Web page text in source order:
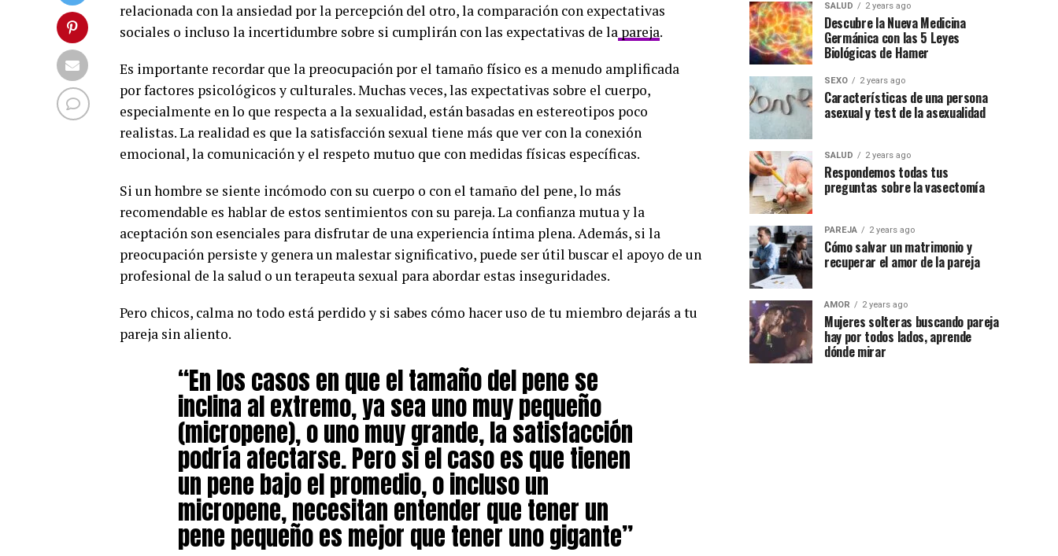
relacionada con la ansiedad por la percepción del otro, la comparación con expectativas
sociales o incluso la incertidumbre sobre si cumplirán con las expectativas de la pareja.
Es importante recordar que la preocupación por el tamaño físico es a menudo amplificada
por factores psicológicos y culturales. Muchas veces, las expectativas sobre el cuerpo,
especialmente en lo que respecta a la sexualidad, están basadas en estereotipos poco
realistas. La realidad es que la satisfacción sexual tiene más que ver con la conexión
emocional, la comunicación y el respeto mutuo que con medidas físicas específicas.
Si un hombre se siente incómodo con su cuerpo o con el tamaño del pene, lo más
recomendable es hablar de estos sentimientos con su pareja. La confianza mutua y la
aceptación son esenciales para disfrutar de una experiencia íntima plena. Además, si la
preocupación persiste y genera un malestar significativo, puede ser útil buscar el apoyo de un
profesional de la salud o un terapeuta sexual para abordar estas inseguridades.
Pero chicos, calma no todo está perdido y si sabes cómo hacer uso de tu miembro dejarás a tu
pareja sin aliento.
“En los casos en que el tamaño del pene se
inclina al extremo, ya sea uno muy pequeño
(micropene), o uno muy grande, la satisfacción
podría afectarse. Pero si el caso es que tienen
un pene bajo el promedio, o incluso un
micropene, necesitan entender que tener un
pene pequeño es mejor que tener uno gigante”
SALUD 2 years ago
Descubre la Nueva Medicina
Germánica con las 5 Leyes
Biológicas de Hamer
SEXO 2 years ago
Características de una persona
asexual y test de la asexualidad
SALUD 2 years ago
Respondemos todas tus
preguntas sobre la vasectomía
PAREJA 2 years ago
Cómo salvar un matrimonio y
recuperar el amor de la pareja
AMOR 2 years ago
Mujeres solteras buscando pareja
hay por todos lados, aprende
dónde mirar